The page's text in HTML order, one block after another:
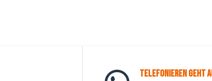
Telefonieren geht